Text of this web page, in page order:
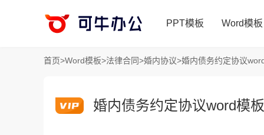
PPT模板 Word模板
首页>Word模板>法律合同>婚内协议>婚内债务约定协议
婚内债务约定协议word模板